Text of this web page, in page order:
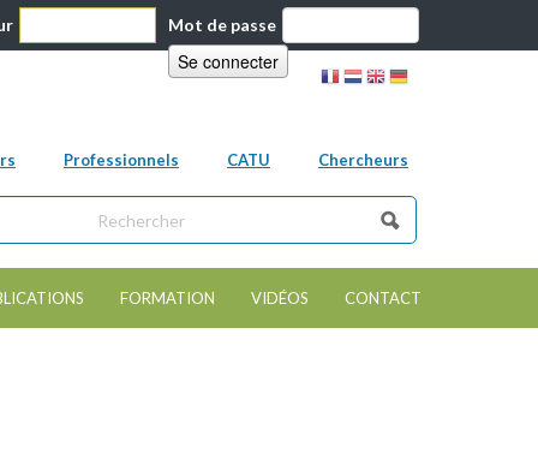
Mot de passe
Professionnels CATU Chercheurs
de recherche
ce site
FORMATION VIDÉOS CONTACT